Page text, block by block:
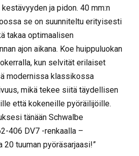
ja pidon. 40 mm:n
se on suunniteltu erityisesti
takaa optimaalisen
ajon aikana. Koe huippuluokan
kun selvität erilaiset
modernissa klassikossa
mikä tekee siitä täydellisen
että kokeneille pyöräilijöille.
tänään Schwalbe
406 DV7 -renkaalla –
20 tuuman pyöräsarjaasi!”